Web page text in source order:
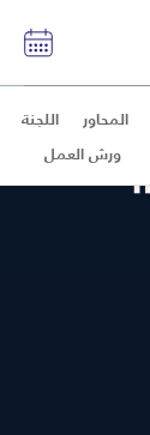
المحاور اللجنة
ورش العمل